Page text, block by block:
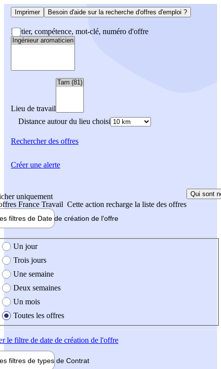
Imprimer Besoin d'aide sur la recherche d'offres d'emploi ?
Métier, compétence, mot-clé, numéro d'offre
Lieu de travail
Distance autour du lieu choisi
Rechercherdes offres
uniquement
France Travail Cette action recharge la liste des offres
Qui sont
filtres de Date de création de l'offre
création de l'offre
Un jour
Trois jours
Une semaine
Deux semaines
Un mois
Toutes les offres
le filtre de date de création de l'offre
filtres de types de Contrat
Créer une alerte